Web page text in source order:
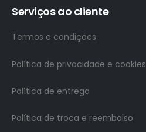
Serviços ao cliente
Termos e condições
Política de privacidade e cookies
Política de entrega
Política de troca e reembolso